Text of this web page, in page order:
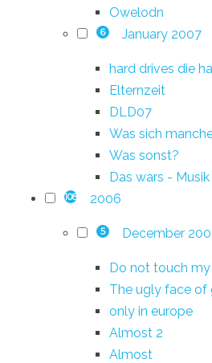
Owelodn
6 January 2007
hard drives die
Elternzeit
DLD07
Was sich
Was sonst?
Das wars -
108 2006
5 December
Do not touch
The ugly face of
only in europe
Almost 2
Almost